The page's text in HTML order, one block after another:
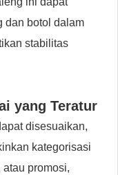
dan botol dalam
stabilitas
yang Teratur
disesuaikan,
kategorisasi
promosi,